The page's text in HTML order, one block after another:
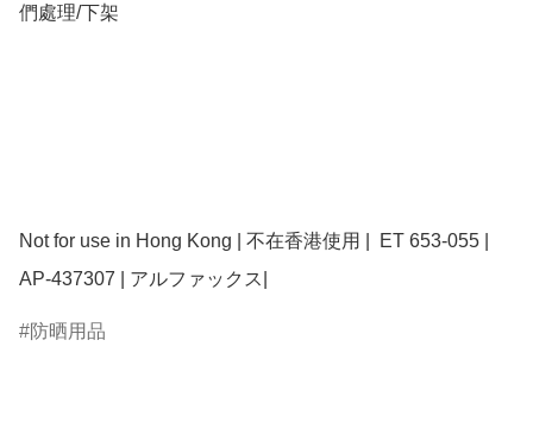
們處理/下架
Not for use in Hong Kong | 不在香港使用 |  ET 653-055 |
AP-437307 | アルファックス|
防晒用品